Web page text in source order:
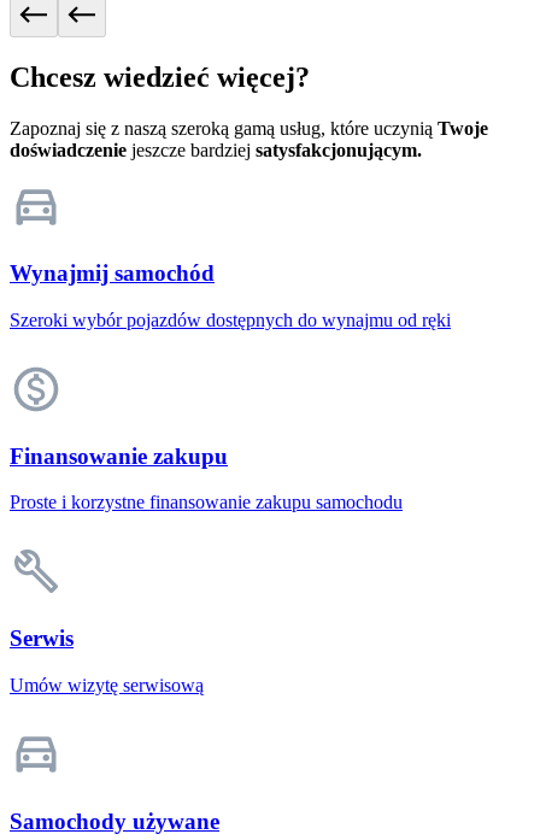
Chcesz wiedzieć więcej?
Zapoznaj się z naszą szeroką gamą usług, które uczynią Twoje
doświadczenie jeszcze bardziej satysfakcjonującym.
Wynajmij samochód
Szeroki wybór pojazdów dostępnych do wynajmu od ręki
Finansowanie zakupu
Proste i korzystne finansowanie zakupu samochodu
Serwis
Umów wizytę serwisową
Samochody używane